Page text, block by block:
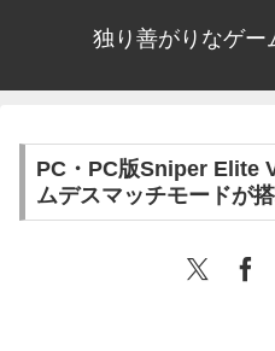
独り善がりなゲー
PC・PC版Sniper Elite
ムデスマッチモードが